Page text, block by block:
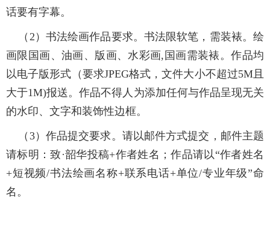
话要有字幕。
（2）书法绘画作品要求。书法限软笔，需装裱。绘
画限国画、油画、版画、水彩画,国画需装裱。作品均
以电子版形式（要求JPEG格式，文件大小不超过5M且
大于1M)报送。作品不得人为添加任何与作品呈现无关
的水印、文字和装饰性边框。
（3）作品提交要求。请以邮件方式提交，邮件主题
请标明：致·韶华投稿+作者姓名；作品请以“作者姓名
+短视频/书法绘画名称+联系电话+单位/专业年级”命
名。